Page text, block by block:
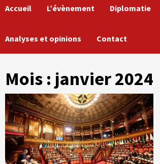
Accueil L’évènement Diplomatie
Analyses et opinions Contact
Mois : janvier 2024